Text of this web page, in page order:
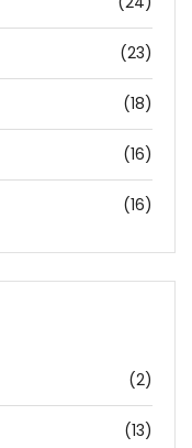
(23)
(18)
(16)
(16)
(2)
(13)